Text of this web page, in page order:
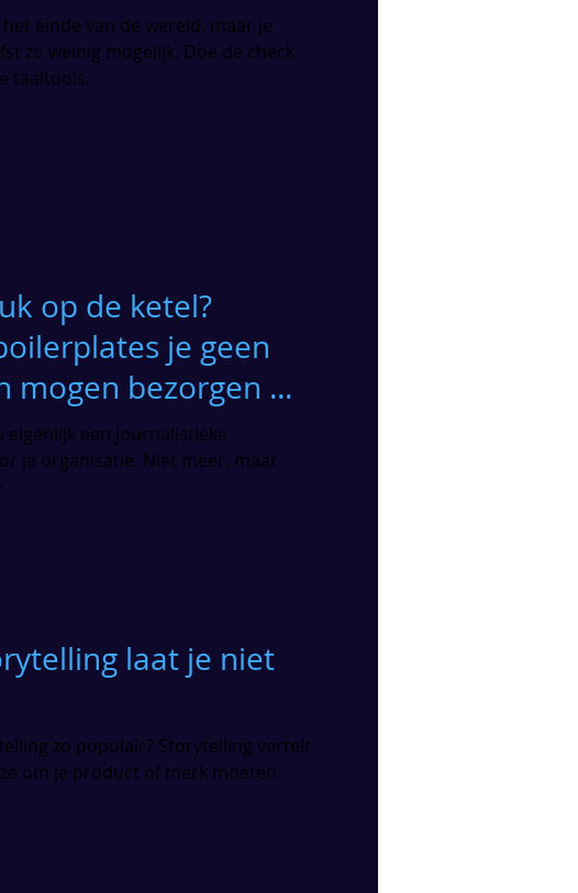
einde van de wereld, maar je
zo weinig mogelijk. Doe de check
taaltools.
op de ketel?
je geen
mogen bezorgen ...
eigenlijk een journalistieke
je organisatie. Niet meer, maar
laat je niet
zo populair? Storytelling vertelt
om je product of merk moeten